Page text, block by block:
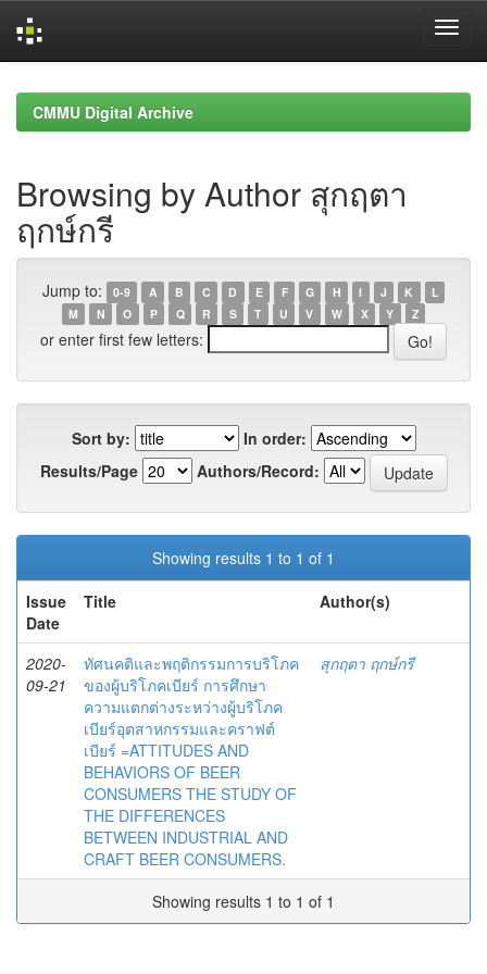
navigationCMMU Digital Archive
Browsing by Author สุกฤตา
ฤกษ์กรี
Jump to: 0-9 A B C D E F G H I J K
L
M
N O P Q R S T U V W X Y Z
or enter first few letters:
Sort by:
In order:
Results/Page
Authors/Record:
Showing results 1 to 1 of 1
Issue
Date
Title Author(s)
2020-
09-21
ทัศนคติและพฤติกรรมการบริโภค
ของผู้บริโภคเบียร์ การศึกษา
ความแตกต่างระหว่างผู้บริโภค
เบียร์อุตสาหกรรมและคราฟต์
เบียร์ =ATTITUDES AND
BEHAVIORS OF BEER
CONSUMERS THE STUDY OF
THE DIFFERENCES
BETWEEN INDUSTRIAL AND
CRAFT BEER CONSUMERS.
สุกฤตา ฤกษ์กรี
Showing results 1 to 1 of 1